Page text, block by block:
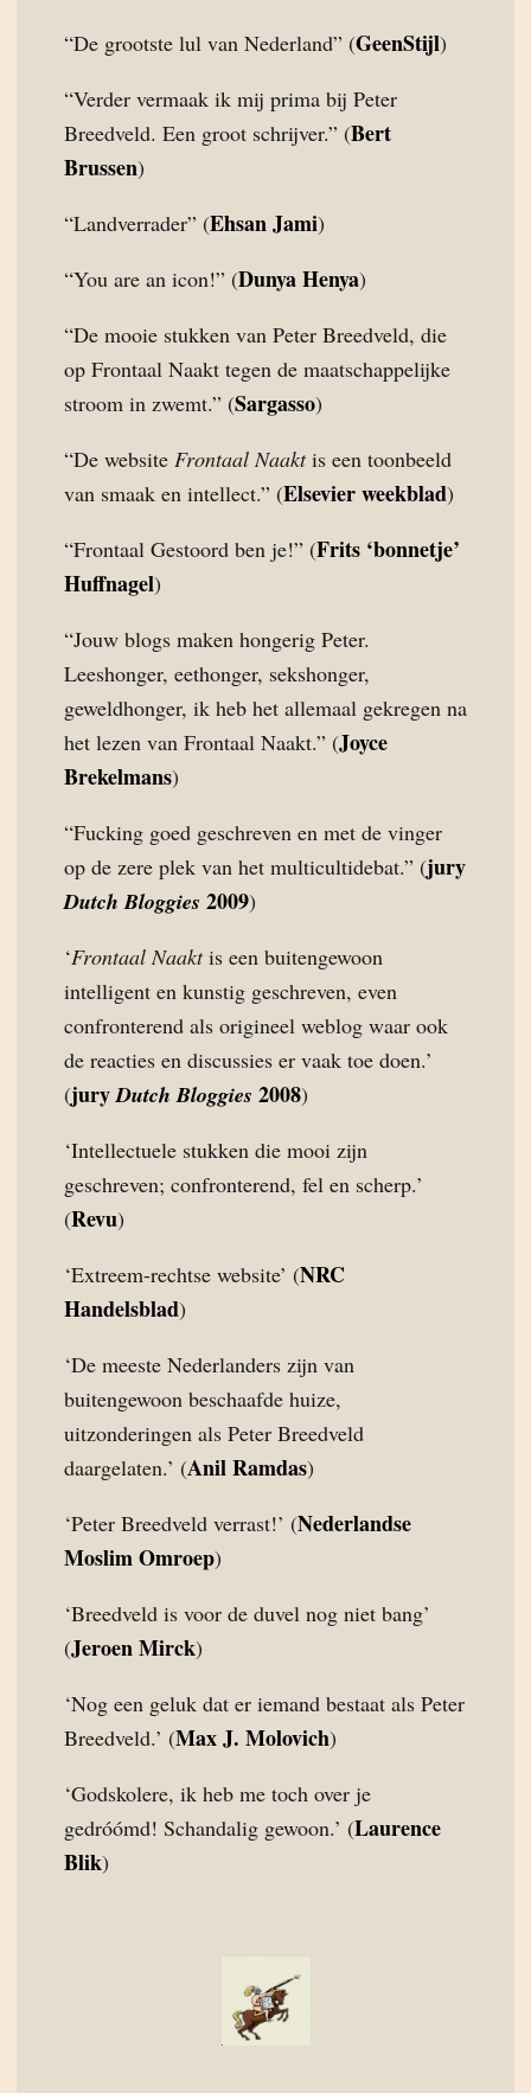
“De grootste lul van Nederland” (GeenStijl)
“Verder vermaak ik mij prima bij Peter
Breedveld. Een groot schrijver.” (Bert
Brussen)
“Landverrader” (Ehsan Jami)
“You are an icon!” (Dunya Henya)
“De mooie stukken van Peter Breedveld, die
op Frontaal Naakt tegen de maatschappelijke
stroom in zwemt.” (Sargasso)
“De website Frontaal Naaktis een toonbeeld
van smaak en intellect.” (Elsevier weekblad)
“Frontaal Gestoord ben je!” (Frits ‘bonnetje’
Huffnagel)
“Jouw blogs maken hongerig Peter.
Leeshonger, eethonger, sekshonger,
geweldhonger, ik heb het allemaal gekregen na
het lezen van Frontaal Naakt.” (Joyce
Brekelmans)
“Fucking goed geschreven en met de vinger
op de zere plek van het multicultidebat.” (jury
Dutch Bloggies 2009)
‘Frontaal Naaktis een buitengewoon
intelligent en kunstig geschreven, even
confronterend als origineel weblog waar ook
de reacties en discussies er vaak toe doen.’
(juryDutch Bloggies 2008)
‘Intellectuele stukken die mooi zijn
geschreven; confronterend, fel en scherp.’
(Revu)
‘Extreem-rechtse website’ (NRC
Handelsblad)
‘De meeste Nederlanders zijn van
buitengewoon beschaafde huize,
uitzonderingen als Peter Breedveld
daargelaten.’ (Anil Ramdas)
‘Peter Breedveld verrast!’ (Nederlandse
Moslim Omroep)
‘Breedveld is voor de duvel nog niet bang’
(Jeroen Mirck)
‘Nog een geluk dat er iemand bestaat als Peter
Breedveld.’ (Max J. Molovich)
‘Godskolere, ik heb me toch over je
gedróómd! Schandalig gewoon.’ (Laurence
Blik)